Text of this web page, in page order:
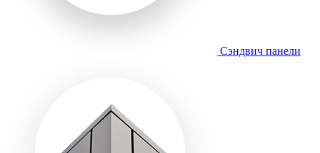
Сэндвич панели